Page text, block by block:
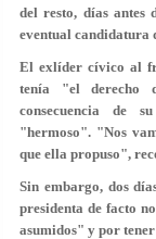
del resto, días antes
eventual candidatura
El exlíder cívico al
tenía "el
consecuencia de
"hermoso". "Nos
que ella propuso",
Sin embargo, dos
presidenta de facto
asumidos" y por